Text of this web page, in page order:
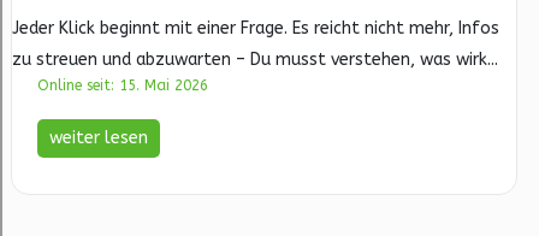
Jeder Klick beginnt mit einer Frage. Es reicht nicht mehr, Infos
zu streuen und abzuwarten – Du musst verstehen, was wirk...
Online seit: 15. Mai 2026
weiter lesen